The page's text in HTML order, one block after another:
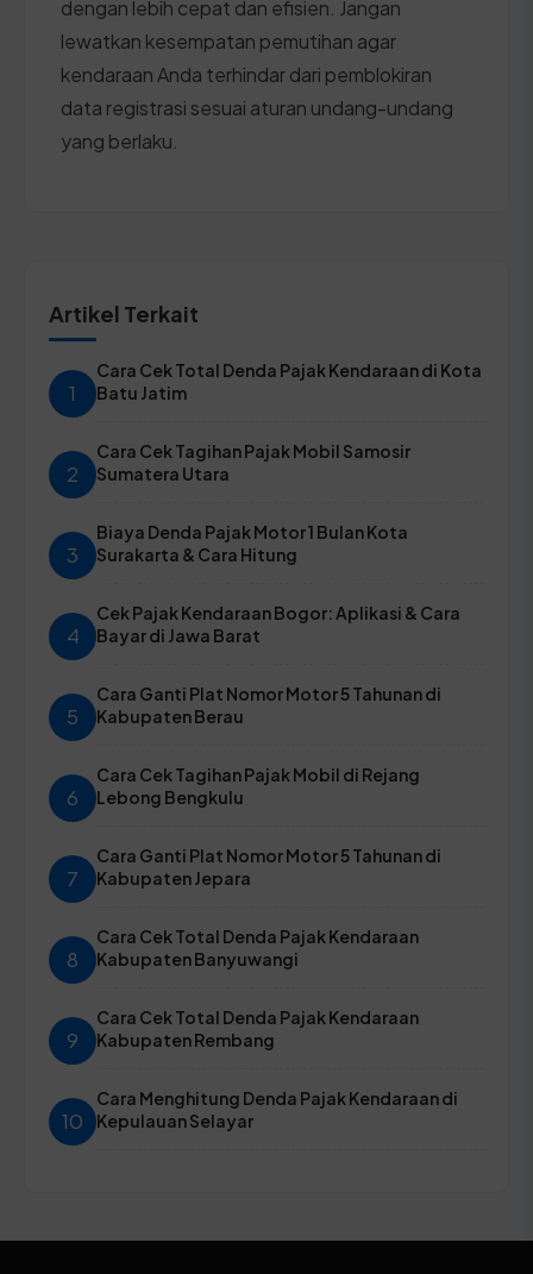
dengan lebih cepat dan efisien. Jangan
lewatkan kesempatan pemutihan agar
kendaraan Anda terhindar dari pemblokiran
data registrasi sesuai aturan undang-undang
yang berlaku.
Artikel Terkait
1
Cara Cek Total Denda Pajak Kendaraan di Kota
Batu Jatim
2
Cara Cek Tagihan Pajak Mobil Samosir
Sumatera Utara
3
Biaya Denda Pajak Motor 1 Bulan Kota
Surakarta & Cara Hitung
4
Cek Pajak Kendaraan Bogor: Aplikasi & Cara
Bayar di Jawa Barat
5
Cara Ganti Plat Nomor Motor 5 Tahunan di
Kabupaten Berau
6
Cara Cek Tagihan Pajak Mobil di Rejang
Lebong Bengkulu
7
Cara Ganti Plat Nomor Motor 5 Tahunan di
Kabupaten Jepara
8
Cara Cek Total Denda Pajak Kendaraan
Kabupaten Banyuwangi
9
Cara Cek Total Denda Pajak Kendaraan
Kabupaten Rembang
10
Cara Menghitung Denda Pajak Kendaraan di
Kepulauan Selayar